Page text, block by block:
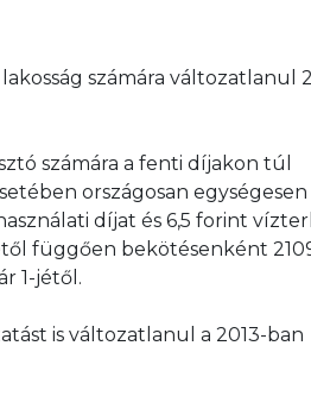
számára változatlanul
számára a fenti díjakon túl
országosan egységesen
díjat és 6,5 forint
függően bekötésenként 2109
1-jétől.
is változatlanul a 2013-ban